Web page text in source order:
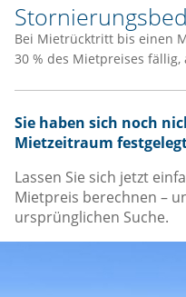
Bei Mietrücktritt bis einen
30 % des Mietpreises fällig,
Sie haben sich noch
Mietzeitraum
Lassen Sie sich jetzt
Mietpreis berechnen –
ursprünglichen Suche.